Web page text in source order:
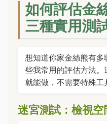
如何評估金
三種實用測
想知道你家金絲熊有
些我常用的評估方法
就能做，不需要特殊工
迷宮測試：檢視空